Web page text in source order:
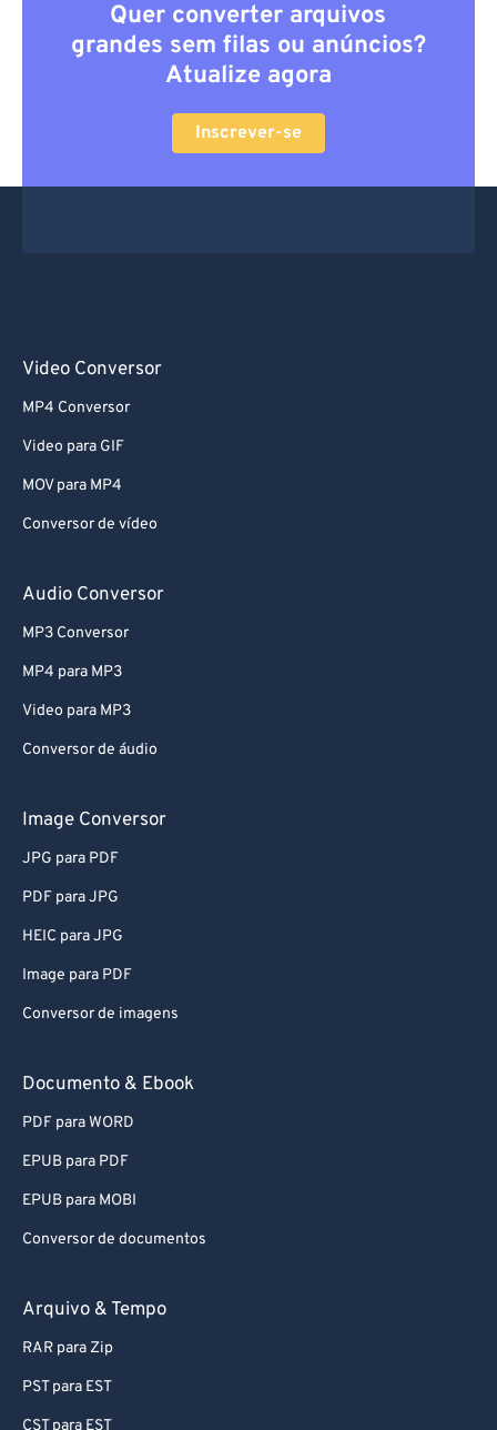
Quer converter arquivos
grandes sem filas ou anúncios?
Atualize agora
Inscrever-se
Video Conversor
MP4 Conversor
Video para GIF
MOV para MP4
Conversor de vídeo
Audio Conversor
MP3 Conversor
MP4 para MP3
Video para MP3
Conversor de áudio
Image Conversor
JPG para PDF
PDF para JPG
HEIC para JPG
Image para PDF
Conversor de imagens
Documento & Ebook
PDF para WORD
EPUB para PDF
EPUB para MOBI
Conversor de documentos
Arquivo & Tempo
RAR para Zip
PST para EST